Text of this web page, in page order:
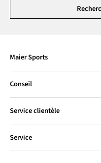
Maier Sports
Conseil
Service clientèle
Service